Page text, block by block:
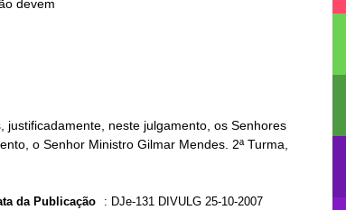
neste julgamento, os Senhores
o Senhor Ministro Gilmar Mendes. 2ª Turma,
da Publicação : DJe-131 DIVULG 25-10-2007